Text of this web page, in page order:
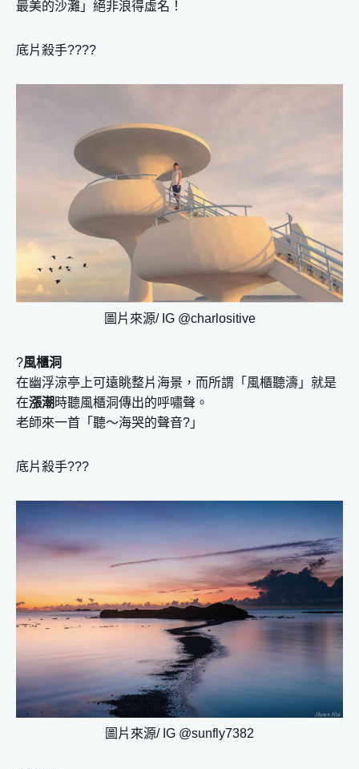
最美的沙灘」絕非浪得虛名！
底片殺手????
圖片來源/ IG @charlositive
?風櫃洞
在幽浮涼亭上可遠眺整片海景，而所謂「風櫃聽濤」就是
在漲潮 時聽風櫃洞傳出的呼嘯聲。
老師來一首「聽～海哭的聲音?」
底片殺手???
圖片來源/ IG @sunfly7382